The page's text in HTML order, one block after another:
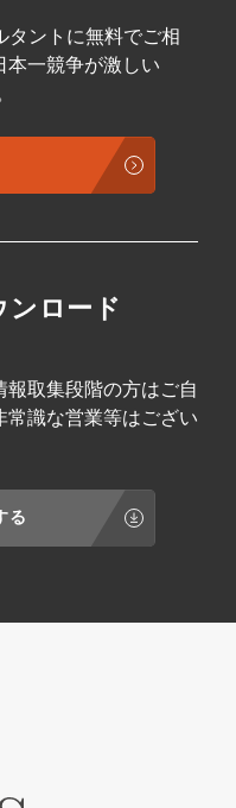
タントに無料でご相
本一競争が激しい
ンロード
報取集段階の方はご自
常識な営業等はござい
る